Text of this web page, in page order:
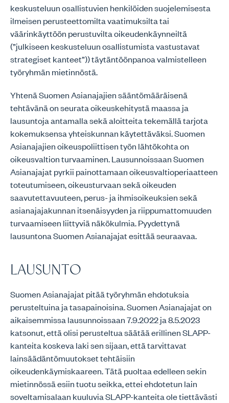
keskusteluun osallistuvien henkilöiden suojelemisesta
ilmeisen perusteettomilta vaatimuksilta tai
väärinkäyttöön perustuvilta oikeudenkäynneiltä
(”julkiseen keskusteluun osallistumista vastustavat
strategiset kanteet”)) täytäntöönpanoa valmistelleen
työryhmän mietinnöstä.
Yhtenä Suomen Asianajajien sääntömääräisenä
tehtävänä on seurata oikeuskehitystä maassa ja
lausuntoja antamalla sekä aloitteita tekemällä tarjota
kokemuksensa yhteiskunnan käytettäväksi. Suomen
Asianajajien oikeuspoliittisen työn lähtökohta on
oikeusvaltion turvaaminen. Lausunnoissaan Suomen
Asianajajat pyrkii painottamaan oikeusvaltioperiaatteen
toteutumiseen, oikeusturvaan sekä oikeuden
saavutettavuuteen, perus- ja ihmisoikeuksien sekä
asianajajakunnan itsenäisyyden ja riippumattomuuden
turvaamiseen liittyviä näkökulmia. Pyydettynä
lausuntona Suomen Asianajajat esittää seuraavaa.
LAUSUNTO
Suomen Asianajajat pitää työryhmän ehdotuksia
perusteltuina ja tasapainoisina. Suomen Asianajajat on
aikaisemmissa lausunnoissaan 7.9.2022 ja 8.5.2023
katsonut, että olisi perusteltua säätää erillinen SLAPP-
kanteita koskeva laki sen sijaan, että tarvittavat
lainsäädäntömuutokset tehtäisiin
oikeudenkäymiskaareen. Tätä puoltaa edelleen sekin
mietinnössä esiin tuotu seikka, ettei ehdotetun lain
soveltamisalaan kuuluvia SLAPP-kanteita ole tiettävästi